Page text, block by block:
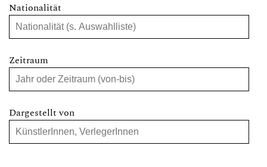
Nationalität
Zeitraum
Dargestellt von